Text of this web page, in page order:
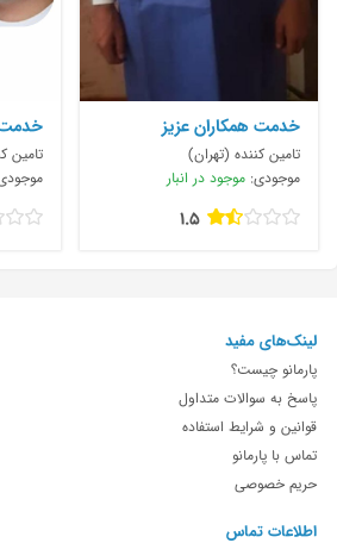
خدمت همکاران عزیز
تامین کننده (تهران)
موجودی: موجود در انبار
1.5
خدمت
تامین
لینک‌های مفید
پارمانو چیست؟
پاسخ به سوالات متداول
قوانین و شرایط استفاده
تماس با پارمانو
حریم خصوصی
اطلاعات تماس